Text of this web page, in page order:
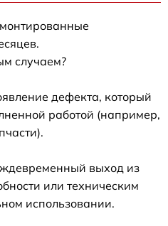
случаем?
дефекта, который
работой (например,
выход из
или техническим
использовании.